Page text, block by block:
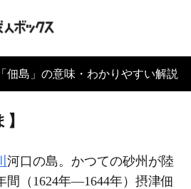
「佃島」の意味・わかりやすい解説
河口の島。かつての砂州が陸
間（1624年―1644年）摂津佃